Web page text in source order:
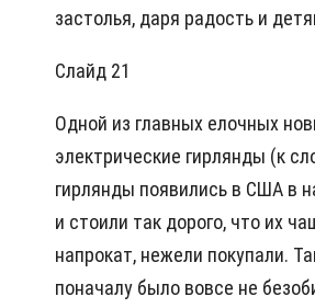
застолья, даря радость и
Слайд 21
Одной из главных елочных
электрические гирлянды (к
гирлянды появились в США в
и стоили так дорого, что их
напрокат, нежели покупали.
поначалу было вовсе не